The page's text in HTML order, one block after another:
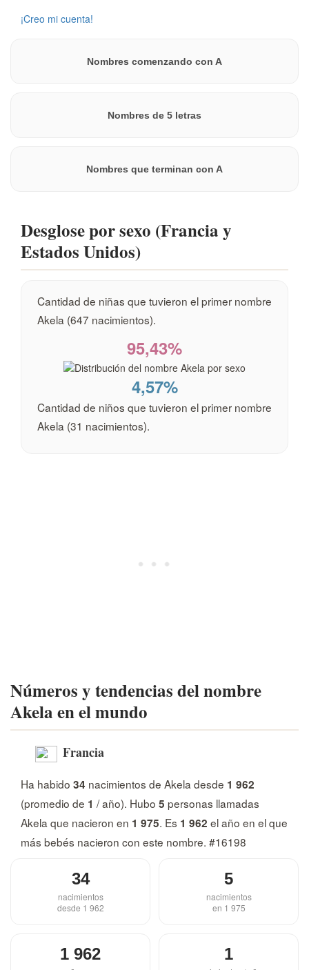
¡Creo mi cuenta!
Nombres comenzando con A
Nombres de 5 letras
Nombres que terminan con A
Desglose por sexo (Francia y
Estados Unidos)
Cantidad de niñas que tuvieron el primer nombre
Akela (647 nacimientos).
95,43%
4,57%
Cantidad de niños que tuvieron el primer nombre
Akela (31 nacimientos).
Números y tendencias del nombre
Akela en el mundo
Francia
Ha habido 34 nacimientos de Akela desde 1 962
(promedio de 1 / año). Hubo 5 personas llamadas
Akela que nacieron en 1 975. Es 1 962 el año en el que
más bebés nacieron con este nombre. #16198
34
nacimientos
desde 1 962
5
nacimientos
en 1 975
1 962 1